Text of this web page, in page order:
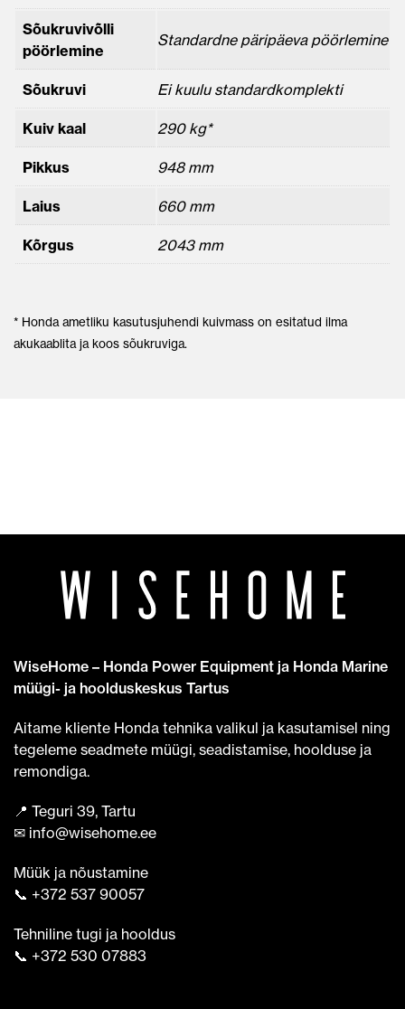
Sõukruvivõlli
pöörlemine
Standardne päripäeva pöörlemine
Sõukruvi Ei kuulu standardkomplekti
Kuiv kaal 290 kg*
Pikkus 948 mm
Laius 660 mm
Kõrgus 2043 mm
* Honda ametliku kasutusjuhendi kuivmass on esitatud ilma
akukaablita ja koos sõukruviga.
WiseHome – Honda Power Equipment ja Honda Marine
müügi- ja hoolduskeskus Tartus
Aitame kliente Honda tehnika valikul ja kasutamisel ning
tegeleme seadmete müügi, seadistamise, hoolduse ja
remondiga.
📍 Teguri 39, Tartu
✉ info@wisehome.ee
Müük ja nõustamine
📞 +372 537 90057
Tehniline tugi ja hooldus
📞 +372 530 07883